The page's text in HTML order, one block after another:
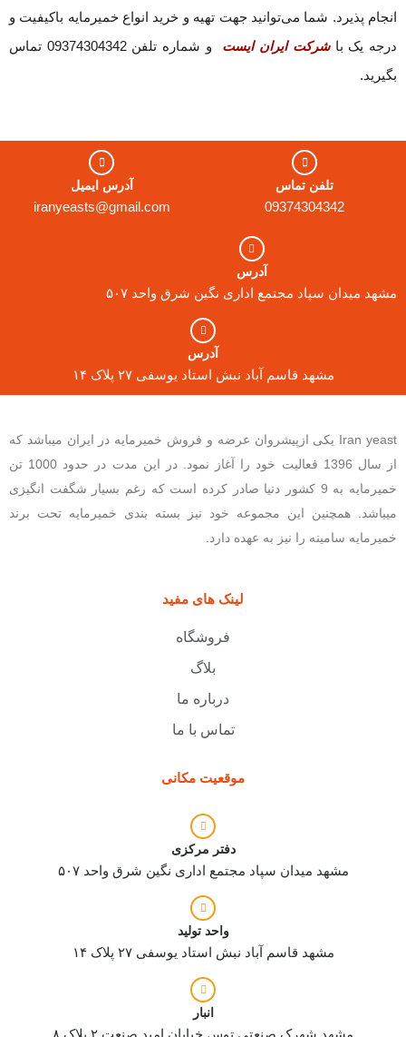
انجام پذیرد. شما می‌توانید جهت تهیه و خرید انواع خمیرمایه باکیفیت و
درجه یک باشرکت ایران ایست
و شماره تلفن 09374304342 تماس
بگیرید.
تلفن تماس
09374304342
آدرس ایمیل
iranyeasts@gmail.com
آدرس
مشهد میدان سپاد مجتمع اداری نگین شرق واحد ۵۰۷
آدرس
مشهد قاسم آباد نبش استاد یوسفی ۲۷ پلاک ۱۴
Iran yeast یکی ازپیشروان عرضه و فروش خمیرمایه در ایران میباشد که
از سال 1396 فعالیت خود را آغاز نمود. در این مدت در حدود 1000 تن
خمیرمایه به 9 کشور دنیا صادر کرده است که رغم بسیار شگفت انگیزی
میباشد. همچنین این مجموعه خود نیز بسته بندی خمیرمایه تحت برند
خمیرمایه سامینه را نیز به عهده دارد.
لینک های مفید
فروشگاه
بلاگ
درباره ما
تماس با ما
موقعیت مکانی
دفتر مرکزی
مشهد میدان سپاد مجتمع اداری نگین شرق واحد ۵۰۷
واحد تولید
مشهد قاسم آباد نبش استاد یوسفی ۲۷ پلاک ۱۴
انبار